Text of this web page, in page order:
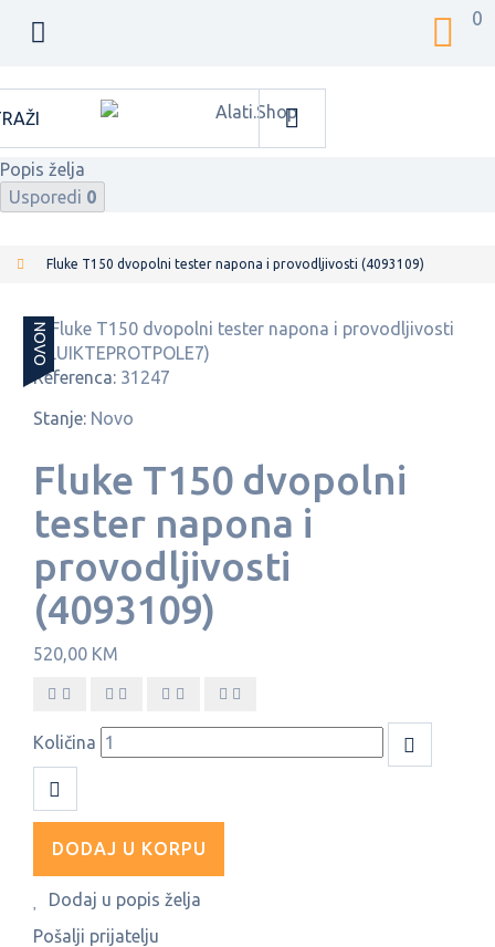
0
Popis želja
Usporedi 0
Fluke T150 dvopolni tester napona i provodljivosti (4093109)
NOVO
Referenca: 31247
Stanje: Novo
Fluke T150 dvopolni
tester napona i
provodljivosti
(4093109)
520,00 KM
Količina
DODAJ U KORPU
Dodaj u popis želja
Pošalji prijatelju